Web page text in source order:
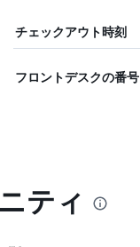
チェックアウト時刻
フロントデスクの番号
ティ